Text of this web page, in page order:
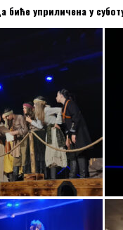
биће уприличена у